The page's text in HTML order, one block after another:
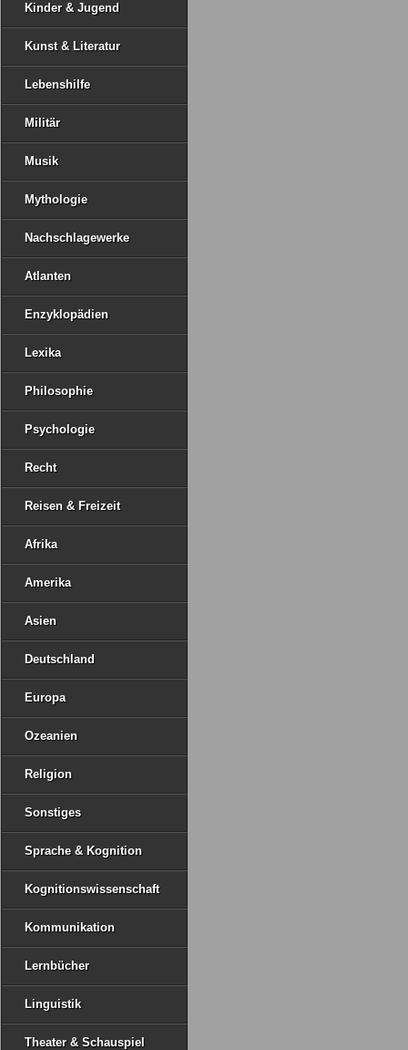
Kinder & Jugend
Kunst & Literatur
Lebenshilfe
Militär
Musik
Mythologie
Nachschlagewerke
Atlanten
Enzyklopädien
Lexika
Philosophie
Psychologie
Recht
Reisen & Freizeit
Afrika
Amerika
Asien
Deutschland
Europa
Ozeanien
Religion
Sonstiges
Sprache & Kognition
Kognitionswissenschaft
Kommunikation
Lernbücher
Linguistik
Theater & Schauspiel